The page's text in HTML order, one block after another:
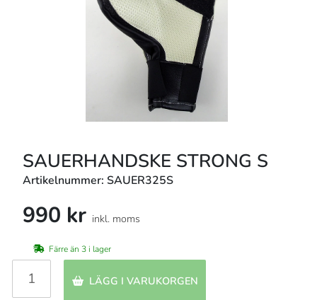
SAUERHANDSKE STRONG S
Artikelnummer: SAUER325S
990 kr inkl. moms
Färre än 3 i lager
LÄGG I VARUKORGEN